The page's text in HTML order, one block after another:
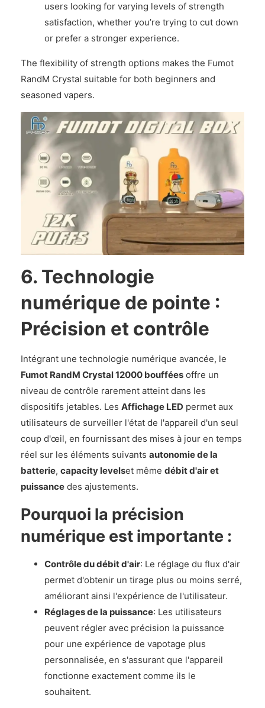
users looking for varying levels of strength
satisfaction, whether you’re trying to cut down
or prefer a stronger experience.
The flexibility of strength options makes the Fumot
RandM Crystal suitable for both beginners and
seasoned vapers.
6. Technologie
numérique de pointe :
Précision et contrôle
Intégrant une technologie numérique avancée, le
Fumot RandM Crystal 12000 bouffées offre un
niveau de contrôle rarement atteint dans les
dispositifs jetables. Les Affichage LED permet aux
utilisateurs de surveiller l'état de l'appareil d'un seul
coup d'œil, en fournissant des mises à jour en temps
réel sur les éléments suivants autonomie de la
batterie, capacity levelset même débit d'air et
puissance des ajustements.
Pourquoi la précision
numérique est importante :
Contrôle du débit d'air: Le réglage du flux d'air
permet d'obtenir un tirage plus ou moins serré,
améliorant ainsi l'expérience de l'utilisateur.
Réglages de la puissance: Les utilisateurs
peuvent régler avec précision la puissance
pour une expérience de vapotage plus
personnalisée, en s'assurant que l'appareil
fonctionne exactement comme ils le
souhaitent.